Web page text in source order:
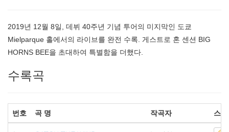
2019년 12월 8일, 데뷔 40주년 기념 투어의 미지막인 도쿄
Mielparque 홀에서의 라이브를 완전 수록. 게스트로 혼 센션 BIG
HORNS BEE을 초대하여 특별함을 더했다.
수록곡
번호 곡 명 작곡자 스